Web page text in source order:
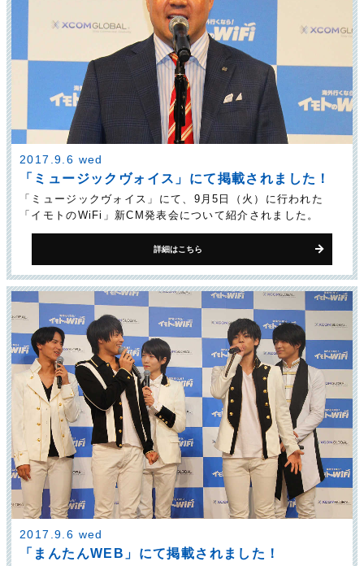
2017.9.6 wed
「ミュージックヴォイス」にて掲載されました！
「ミュージックヴォイス」にて、9月5日（火）に行われた
「イモトのWiFi」新CM発表会について紹介されました。
詳細はこちら
2017.9.6 wed
「まんたんWEB」にて掲載されました！